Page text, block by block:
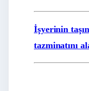
İşyerinin
tazminatını